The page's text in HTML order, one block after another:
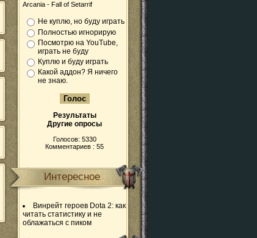
Arcania - Fall of Setarrif
Не куплю, но буду играть
Полностью игнорирую
Посмотрю на YouTube,
играть не буду
Куплю и буду играть
Какой аддон? Я ничего
не знаю.
Результаты
Другие опросы
Голосов: 5330
Комментариев : 55
Интересное
Винрейт героев Dota 2: как
читать статистику и не
облажаться с пиком